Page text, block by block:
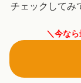
チェックしてみ
＼今な